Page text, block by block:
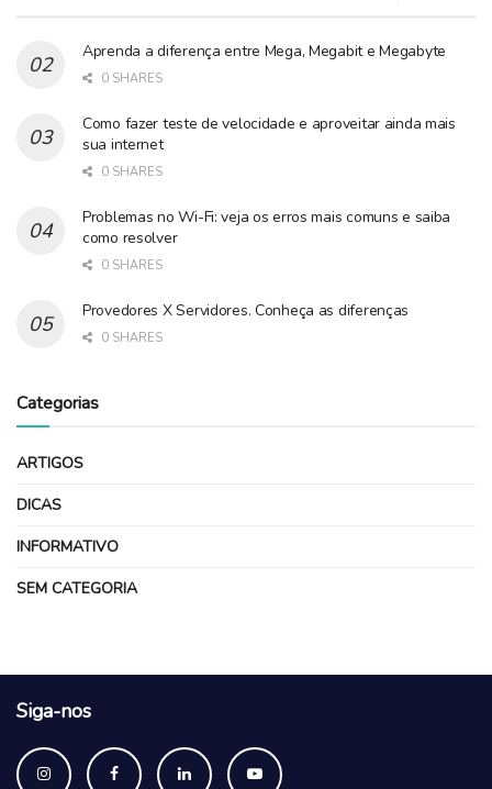
Aprenda a diferença entre Mega, Megabit e Megabyte
0 SHARES
Como fazer teste de velocidade e aproveitar ainda mais
sua internet
0 SHARES
Problemas no Wi-Fi: veja os erros mais comuns e saiba
como resolver
0 SHARES
Provedores X Servidores. Conheça as diferenças
0 SHARES
Categorias
ARTIGOS
DICAS
INFORMATIVO
SEM CATEGORIA
Siga-nos